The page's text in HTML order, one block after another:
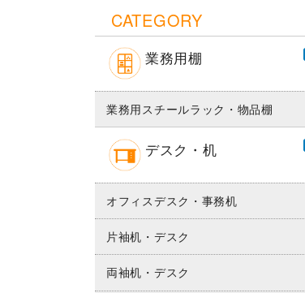
CATEGORY
業務用棚
業務用スチールラック・物品棚
デスク・机
オフィスデスク・事務机
片袖机・デスク
両袖机・デスク